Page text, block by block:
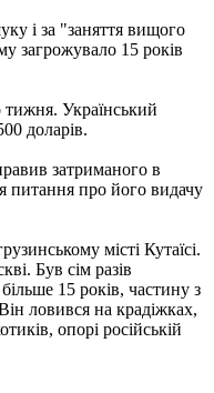
і за "заняття вищого
загрожувало 15 років
тижня. Український
доларів.
затриманого в
питання про його видачу
місті Кутаїсі.
Був сім разів
15 років, частину з
ловився на крадіжках,
опорі російській